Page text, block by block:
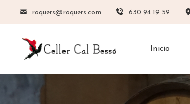
roquers@roquers.com 630 94 19 59
Inicio